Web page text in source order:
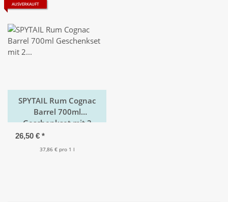
AUSVERKAUFT
SPYTAIL Rum Cognac
Barrel 700ml
Geschenkset mit 2
26,50 € *
37,86 € pro 1 l